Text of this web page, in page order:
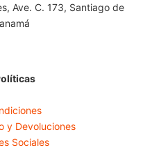
Ave. C. 173, Santiago de
y Devoluciones
Sociales